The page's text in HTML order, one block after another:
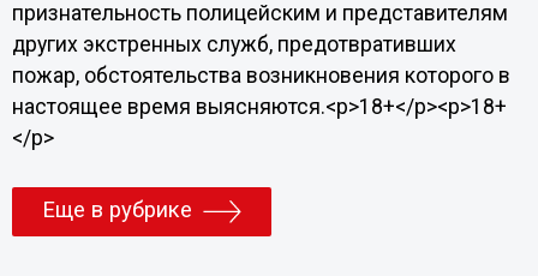
признательность полицейским и представителям
других экстренных служб, предотвративших
пожар, обстоятельства возникновения которого в
настоящее время выясняются.<p>18+</p><p>18+
</p>
Еще в рубрике